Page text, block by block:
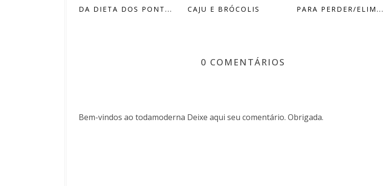
DA DIETA DOS PONT...
CAJU E BRÓCOLIS
PARA PERDER/ELIM...
0 COMENTÁRIOS
Bem-vindos ao todamoderna Deixe aqui seu comentário. Obrigada.